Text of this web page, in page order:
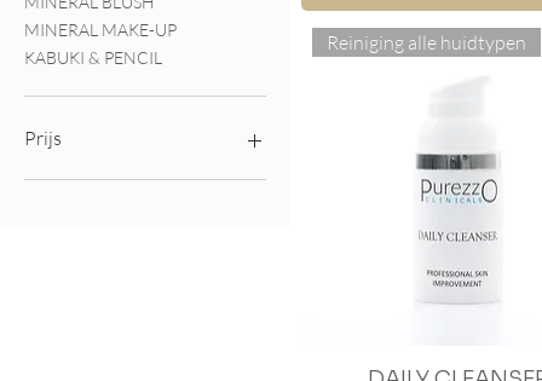
MINERAL MAKE-UP
KABUKI & PENCIL
Prijs
Snel overzicht
Reiniging alle huidtypen